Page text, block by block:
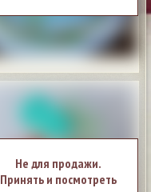
Не для продажи.
Принять и посмотреть